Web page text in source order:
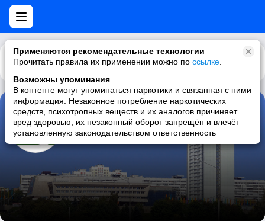
Применяются рекомендательные технологии
Прочитать правила их применении можно по ссылке
Возможны упоминания
В контенте могут упоминаться наркотики и связанная с ними
информация. Незаконное потребление наркотических
средств, психотропных веществ и их аналогов причиняет
вред здоровью, их незаконный оборот запрещён и влечёт
установленную законодательством ответственность
Каталог Рекомендации
Зеленоградские новости
0 треков